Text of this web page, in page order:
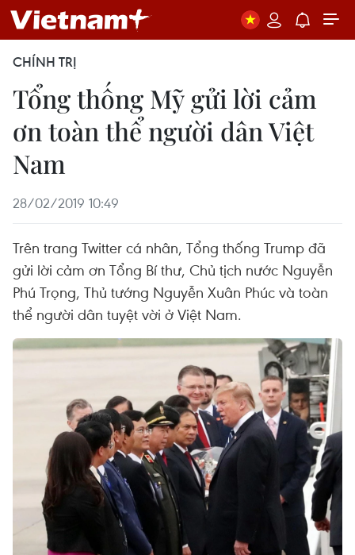
CHÍNH TRỊ
Tổng thống Mỹ gửi lời cảm
ơn toàn thể người dân Việt
Nam
28/02/2019 10:49
Trên trang Twitter cá nhân, Tổng thống Trump đã
gửi lời cảm ơn Tổng Bí thư, Chủ tịch nước Nguyễn
Phú Trọng, Thủ tướng Nguyễn Xuân Phúc và toàn
thể người dân tuyệt vời ở Việt Nam.